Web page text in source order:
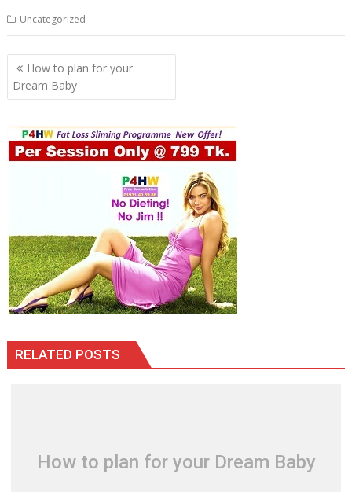
Uncategorized
Post
navigation
How to plan for your
Dream Baby
RELATED POSTS
How to plan for your Dream Baby